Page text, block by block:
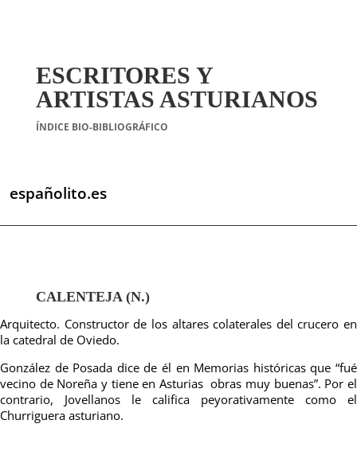
ESCRITORES Y
ARTISTAS ASTURIANOS
ÍNDICE BIO-BIBLIOGRÁFICO
españolito.es
CALENTEJA (N.)
Arquitecto. Constructor de los altares colaterales del crucero en
la catedral de Oviedo.
González de Posada dice de él en Memorias históricas que “fué
vecino de Noreña y tiene en Asturias obras muy buenas”. Por el
contrario, Jovellanos le califica peyorativamente como el
Churriguera asturiano.